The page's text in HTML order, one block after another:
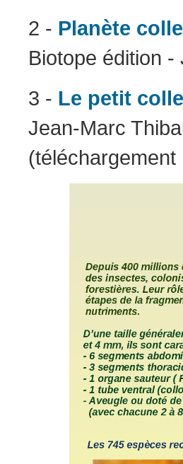
2 - Planète
Biotope édition
3 - Le petit
Jean-Marc
(téléchargement